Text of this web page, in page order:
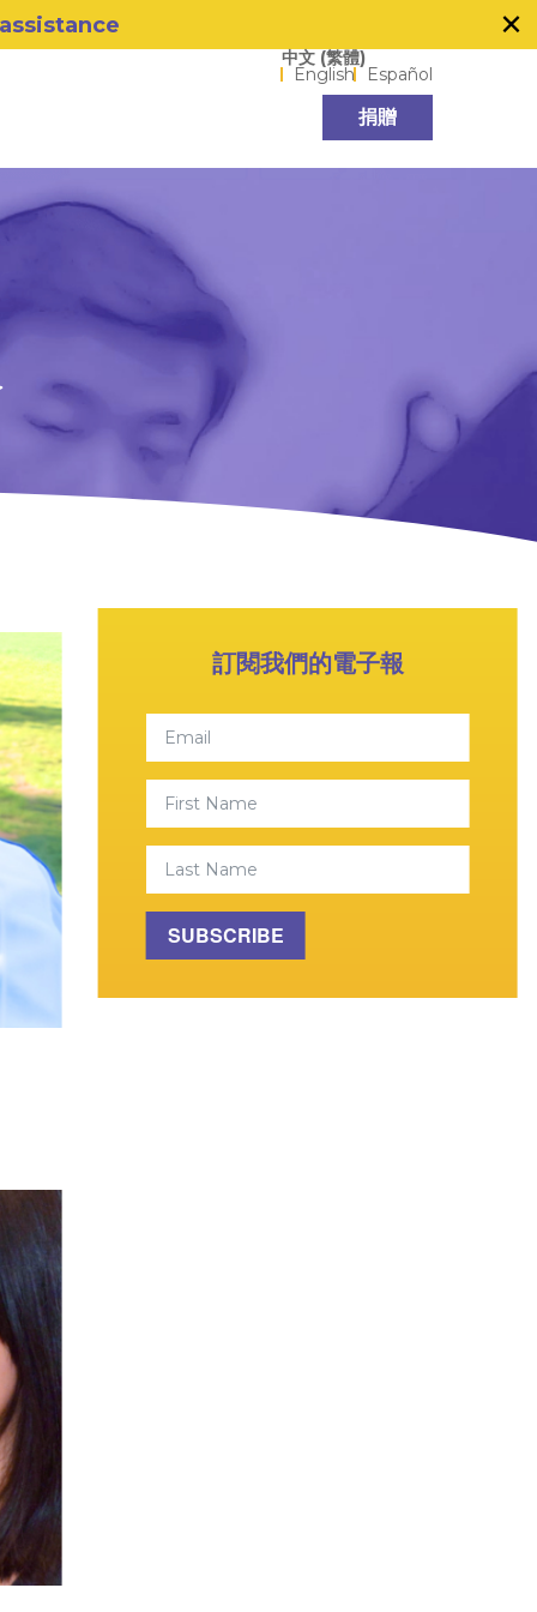
×
Language options
中文 (繁體)
English Español
捐贈
訂閱我們的電子報
First Name
Last Name
SUBSCRIBE